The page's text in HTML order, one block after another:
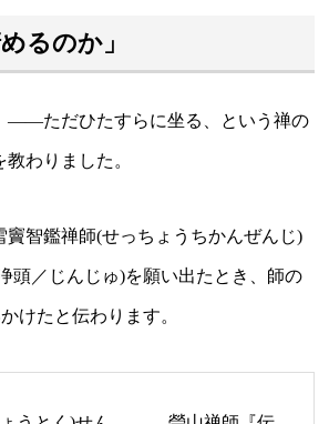
るのか」
——ただひたすらに坐る、という禅の
わりました。
智鑑禅師(せっちょうちかんぜんじ)
頭／じんじゅ)を願い出たとき、師の
けたと伝わります。